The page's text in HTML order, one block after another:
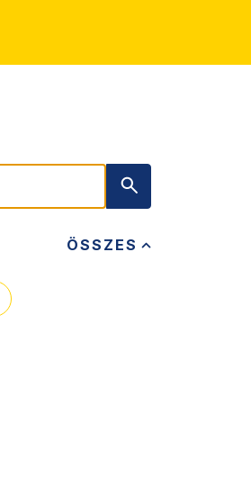
ÖSSZES